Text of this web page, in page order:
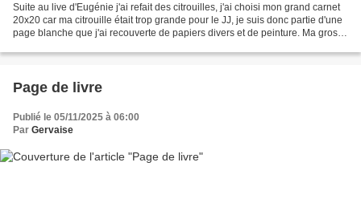
Suite au live d'Eugénie j'ai refait des citrouilles, j'ai choisi mon grand carnet
20x20 car ma citrouille était trop grande pour le JJ, je suis donc partie d'une
page blanche que j'ai recouverte de papiers divers et de peinture. Ma grosse
Page de livre
Publié le 05/11/2025 à 06:00
Par Gervaise